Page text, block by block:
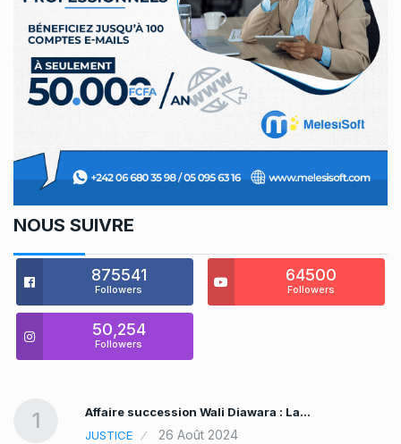
NOUS SUIVRE
875541
Followers
64500
Followers
50,254
Followers
1
Affaire succession Wali Diawara : La…
JUSTICE
26 Août 2024